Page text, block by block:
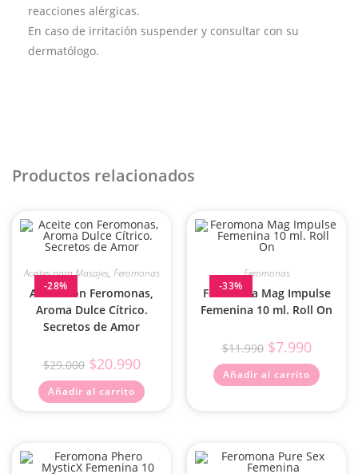
reacciones alérgicas.
En caso de irritación suspender y consultar con su
dermatólogo.
Productos relacionados
-28%
Aceites para Masajes, Feromonas
Aceite con Feromonas,
Aroma Dulce Cítrico.
Secretos de Amor
$29.000 $20.990
Añadir al carrito
-33%
Feromonas
Feromona Mag Impulse
Femenina 10 ml. Roll On
$11.990 $7.990
Añadir al carrito